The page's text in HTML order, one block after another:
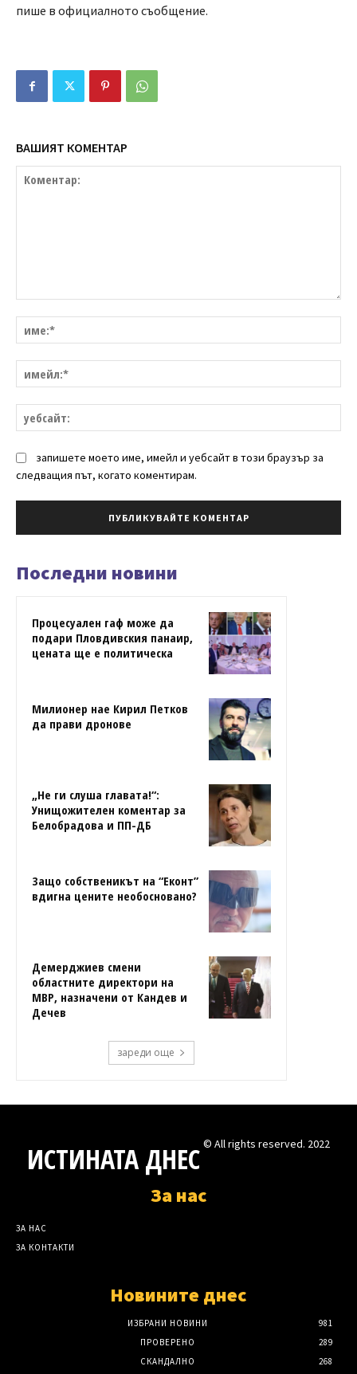
пише в официалното съобщение.
ВАШИЯТ КОМЕНТАР
запишете моето име, имейл и уебсайт в този браузър за
следващия път, когато коментирам.
Последни новини
Процесуален гаф може да
подари Пловдивския панаир,
цената ще е политическа
Милионер нае Кирил Петков
да прави дронове
„Не ги слуша главата!“:
Унищожителен коментар за
Белобрадова и ПП-ДБ
Защо собственикът на “Еконт”
вдигна цените необосновано?
Демерджиев смени
областните директори на
МВР, назначени от Кандев и
Дечев
зареди още
ИСТИНАТА ДНЕС © All rights reserved. 2022
За нас
ЗА НАС
ЗА КОНТАКТИ
Новините днес
ИЗБРАНИ НОВИНИ
981
ПРОВЕРЕНО
289
СКАНДАЛНО
268